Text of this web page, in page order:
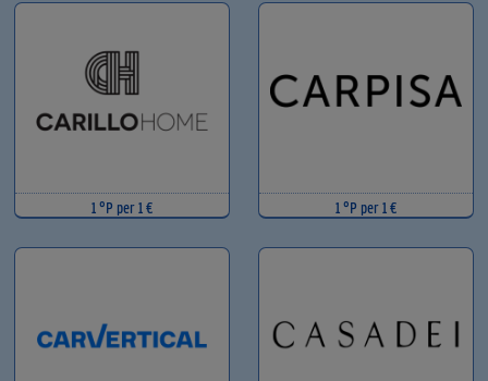
1 °P per 1 € 1 °P per 1 €